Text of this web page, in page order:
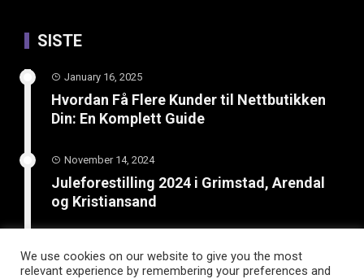
SISTE
January 16, 2025
Hvordan Få Flere Kunder til Nettbutikken
Din: En Komplett Guide
November 14, 2024
Juleforestilling 2024 i Grimstad, Arendal
og Kristiansand
Boost din bedrift: Lær hvordan SEO og
We use cookies on our website to give you the most
relevant experience by remembering your preferences and